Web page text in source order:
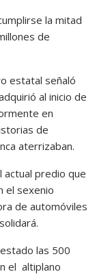
la mitad
de
estatal señaló
al inicio de
en
de
aterrizaban.
actual predio que
el sexenio
de automóviles
las 500
el altiplano